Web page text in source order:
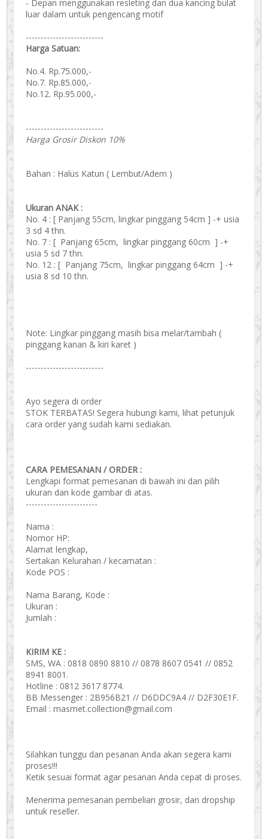
- Depan menggunakan resleting dan dua kancing bulat
luar dalam untuk pengencang motif
--------------------------
Harga Satuan:
No.4. Rp.75.000,-
No.7. Rp.85.000,-
No.12. Rp.95.000,-
--------------------------
Harga Grosir Diskon 10%
Bahan : Halus Katun ( Lembut/Adem )
Ukuran ANAK :
No. 4 : [ Panjang 55cm, lingkar pinggang 54cm ] -+ usia
3 sd 4 thn.
No. 7 : [ Panjang 65cm, lingkar pinggang 60cm ] -+
usia 5 sd 7 thn.
No. 12 : [ Panjang 75cm, lingkar pinggang 64cm ] -+
usia 8 sd 10 thn.
Note: Lingkar pinggang masih bisa melar/tambah (
pinggang kanan & kiri karet )
--------------------------
Ayo segera di order
STOK TERBATAS! Segera hubungi kami, lihat petunjuk
cara order yang sudah kami sediakan.
CARA PEMESANAN / ORDER :
Lengkapi format pemesanan di bawah ini dan pilih
ukuran dan kode gambar di atas.
------------------------
Nama :
Nomor HP:
Alamat lengkap,
Sertakan Kelurahan / kecamatan :
Kode POS :
Nama Barang, Kode :
Ukuran :
Jumlah :
KIRIM KE :
SMS, WA : 0818 0890 8810 // 0878 8607 0541 // 0852
8941 8001.
Hotline : 0812 3617 8774.
BB Messenger : 2B956B21 // D6DDC9A4 // D2F30E1F.
Email : masmet.collection@gmail.com
Silahkan tunggu dan pesanan Anda akan segera kami
proses!!!
Ketik sesuai format agar pesanan Anda cepat di proses.
Menerima pemesanan pembelian grosir, dan dropship
untuk reseller.